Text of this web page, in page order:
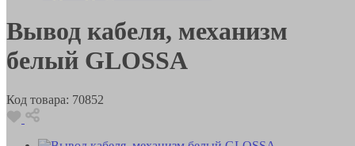
Вывод кабеля, механизм
белый GLOSSA
Код товара: 70852